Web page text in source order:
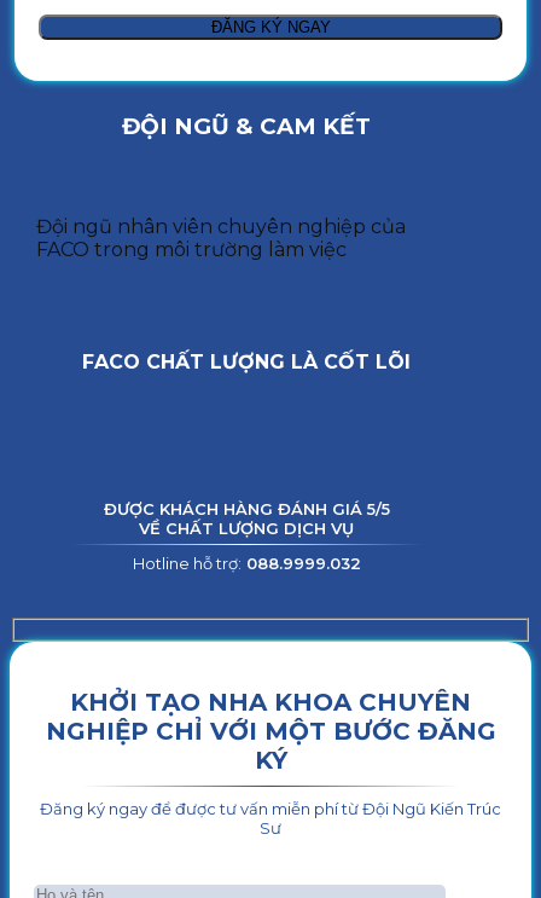
ĐỘI NGŨ & CAM KẾT
Đội ngũ nhân viên chuyên nghiệp của
FACO trong môi trường làm việc
FACO CHẤT LƯỢNG LÀ CỐT LÕI
ĐƯỢC KHÁCH HÀNG ĐÁNH GIÁ 5/5
VỀ CHẤT LƯỢNG DỊCH VỤ
Hotline hỗ trợ: 088.9999.032
KHỞI TẠO NHA KHOA CHUYÊN
NGHIỆP CHỈ VỚI MỘT BƯỚC ĐĂNG
KÝ
Đăng ký ngay để được tư vấn miễn phí từ Đội Ngũ Kiến Trúc
Sư